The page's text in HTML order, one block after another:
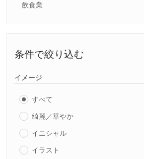
飲食業
条件で絞り込む
イメージ
すべて
綺麗／華やか
イニシャル
イラスト